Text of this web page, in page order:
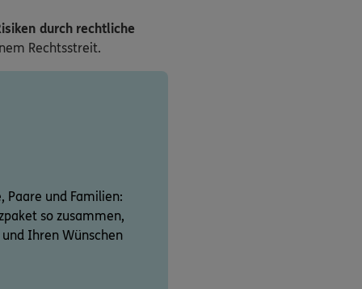
durch rechtliche
Rechtsstreit.
Paare und Familien:
so zusammen,
Ihren Wünschen